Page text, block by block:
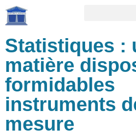
Statistiques :
matière
formidables
instruments
mesure